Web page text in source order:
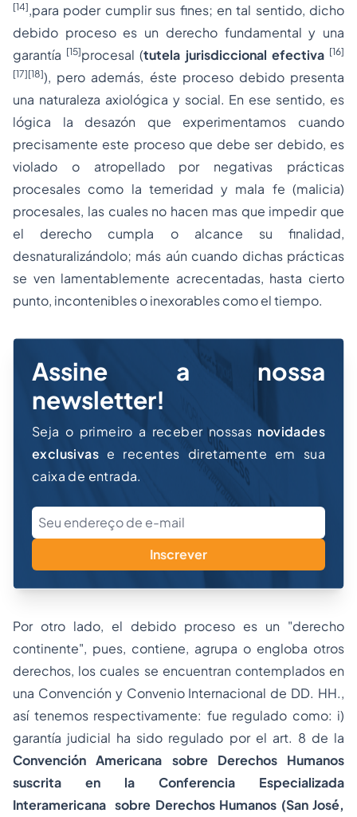
[14],para poder cumplir sus fines; en tal sentido, dicho
debido proceso es un derecho fundamental y una
garantía [15]procesal (tutela jurisdiccional efectiva [16]
[17][18]), pero además, éste proceso debidopresenta
una naturaleza axiológica y social. En ese sentido, es
lógica la desazón que experimentamos cuando
precisamente este proceso que debe ser debido, es
violado o atropellado por negativas prácticas
procesales como la temeridad y mala fe (malicia)
procesales, las cuales no hacen mas que impedir que
el derecho cumpla o alcance su finalidad,
desnaturalizándolo; más aún cuando dichas prácticas
se ven lamentablemente acrecentadas, hasta cierto
punto, incontenibles o inexorables como el tiempo.
Assine a nossa
newsletter!
Seja o primeiro a receber nossas novidades
exclusivas e recentes diretamente em sua
caixa de entrada.
Inscrever
Por otro lado, el debido proceso es un "derecho
continente", pues, contiene, agrupa o engloba otros
derechos, los cuales se encuentran contemplados en
una Convención y Convenio Internacional de DD. HH.,
así tenemos respectivamente: fue regulado como: i)
garantía judicial ha sido regulado por el art. 8 de la
Convención Americana sobre Derechos Humanos
suscrita en la Conferencia Especializada
Interamericana sobre Derechos Humanos (San José,